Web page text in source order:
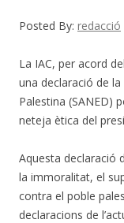
Posted By: redacció
La IAC, per acord
una declaració de
Palestina (SANED)
neteja ètica del
Aquesta declaració
la immoralitat, el
contra el poble
declaracions de